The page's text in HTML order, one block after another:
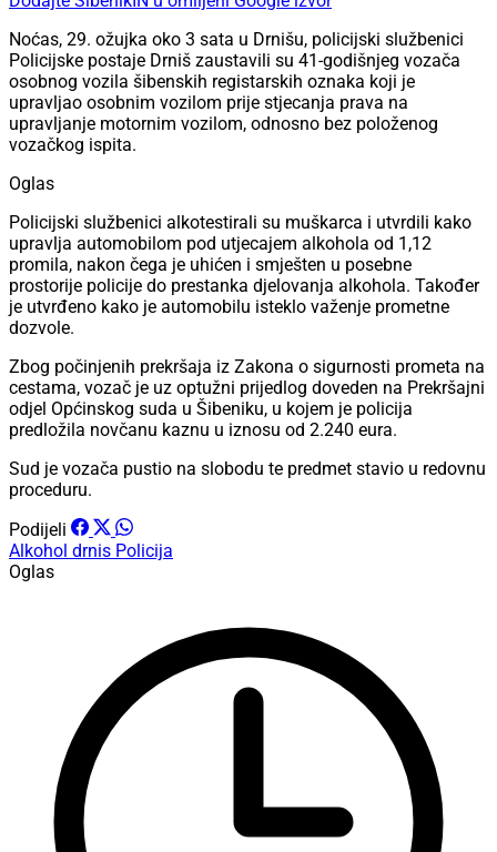
Noćas, 29. ožujka oko 3 sata u Drnišu, policijski službenici
Policijske postaje Drniš zaustavili su 41-godišnjeg vozača
osobnog vozila šibenskih registarskih oznaka koji je
upravljao osobnim vozilom prije stjecanja prava na
upravljanje motornim vozilom, odnosno bez položenog
vozačkog ispita.
Oglas
Policijski službenici alkotestirali su muškarca i utvrdili kako
upravlja automobilom pod utjecajem alkohola od 1,12
promila, nakon čega je uhićen i smješten u posebne
prostorije policije do prestanka djelovanja alkohola. Također
je utvrđeno kako je automobilu isteklo važenje prometne
dozvole.
Zbog počinjenih prekršaja iz Zakona o sigurnosti prometa na
cestama, vozač je uz optužni prijedlog doveden na Prekršajni
odjel Općinskog suda u Šibeniku, u kojem je policija
predložila novčanu kaznu u iznosu od 2.240 eura.
Sud je vozača pustio na slobodu te predmet stavio u redovnu
proceduru.
Podijeli
Alkohol drnis Policija
Oglas